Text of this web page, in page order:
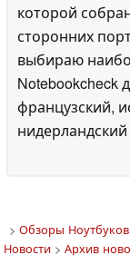
которой
сторонних
выбираю
Notebookcheck
французский,
> Обзоры
Новости> Архив